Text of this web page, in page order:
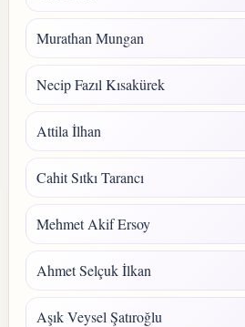
Murathan Mungan
Necip Fazıl Kısakürek
Attila İlhan
Cahit Sıtkı Tarancı
Mehmet Akif Ersoy
Ahmet Selçuk İlkan
Aşık Veysel Şatıroğlu